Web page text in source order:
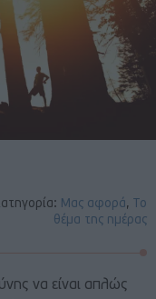
Μας αφορά, Το
θέμα της ημέρας
να είναι απλώς